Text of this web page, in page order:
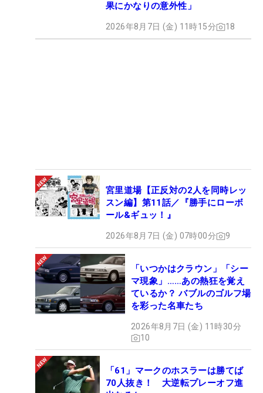
果にかなりの意外性」
2026年8月7日 (金) 11時15分 18
宮里道場【正反対の2人を同時レッ
スン編】第11話／『勝手にローボ
ール&ギュッ！』
2026年8月7日 (金) 07時00分 9
「いつかはクラウン」「シー
マ現象」……あの熱狂を覚え
ているか？ バブルのゴルフ場
を彩った名車たち
2026年8月7日 (金) 11時30分
10
「61」マークのホスラーは勝てば
70人抜き！ 大逆転プレーオフ進